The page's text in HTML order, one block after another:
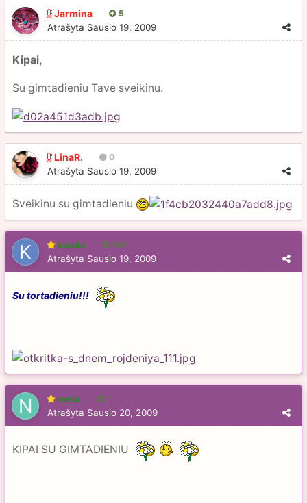
Jarmina 5
Atrašyta Sausio 19, 2009
Kipai,
Su gimtadieniu Tave sveikinu.
LinaR. 0
Atrašyta Sausio 19, 2009
Sveikinu su gimtadieniu
kicule 104
Atrašyta Sausio 19, 2009
Su tortadieniu!!!
neila 1
Atrašyta Sausio 20, 2009
KIPAI SU GIMTADIENIU